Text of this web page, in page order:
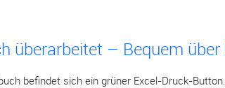
überarbeitet – Bequem
befindet sich ein grüner Excel-Druck-